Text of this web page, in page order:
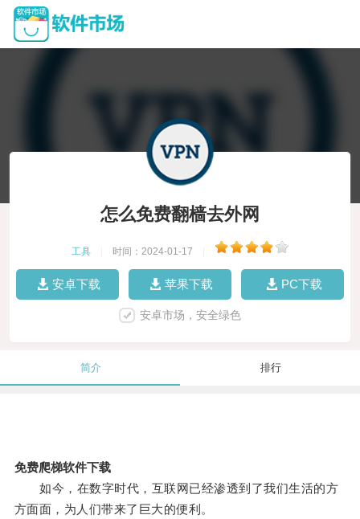
怎么免费翻樯去外网
工具 时间：2024-01-17
安卓下载 苹果下载 PC下载
安卓市场，安全绿色
简介 排行
免费爬梯软件下载
如今，在数字时代，互联网已经渗透到了我们生活的方
方面面，为人们带来了巨大的便利。